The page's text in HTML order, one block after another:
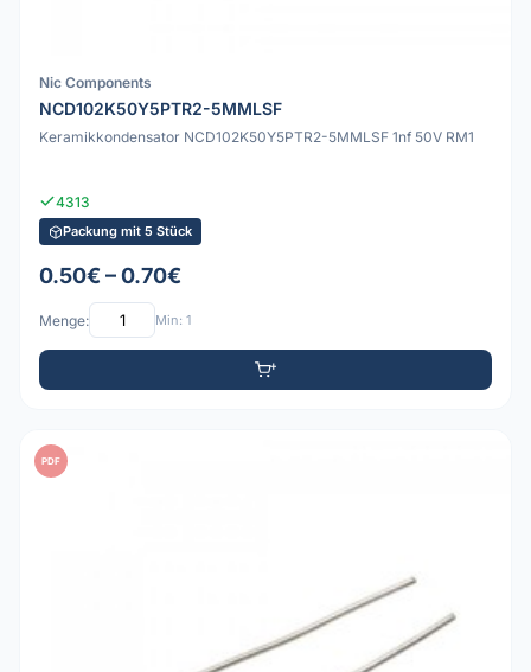
Nic Components
NCD102K50Y5PTR2-5MMLSF
Keramikkondensator NCD102K50Y5PTR2-5MMLSF 1nf 50V RM1
4313
Packung mit 5 Stück
0.50€ – 0.70€
Menge: Min: 1
PDF